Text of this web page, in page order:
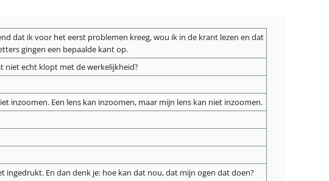
dat ik voor het eerst problemen kreeg, wou ik in de krant lezen en dat
gingen een bepaalde kant op.
niet echt klopt met de werkelijkheid?
inzoomen. Een lens kan inzoomen, maar mijn lens kan niet inzoomen.
ingedrukt. En dan denk je: hoe kan dat nou, dat mijn ogen dat doen?